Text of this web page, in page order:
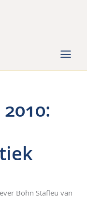
Bohn Stafleu van